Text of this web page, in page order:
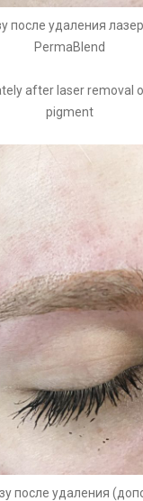
после удаления
PermaBlend
after laser removal
pigment
после удаления